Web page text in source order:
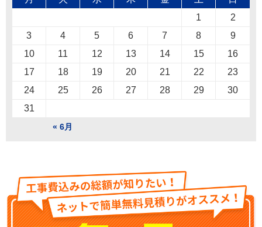
« 6月
1
2
3
4 5 6 7 8
9
10
11 12 13 14 15
16
17
18 19 20 21 22
23
24
25 26 27 28 29
30
31